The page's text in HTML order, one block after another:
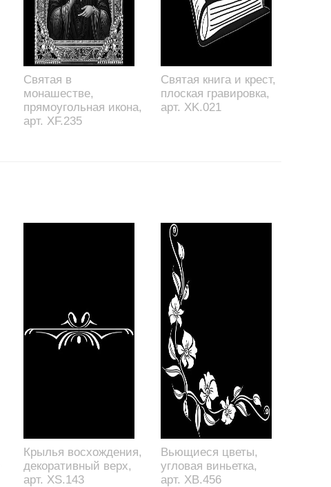
Святая в
монашестве,
прямоугольная икона,
арт. XF.235
Святая книга и крест,
плоская гравировка,
арт. XK.021
Крылья восхождения,
декоративный верх,
арт. XS.143
Вьющиеся цветы,
угловая виньетка,
арт. XB.456